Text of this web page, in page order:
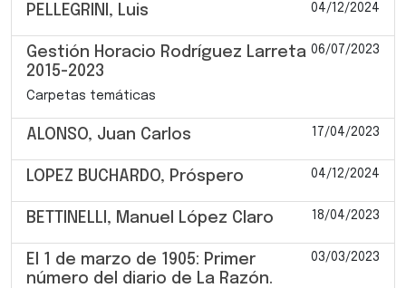
PELLEGRINI, Luis 04/12/2024
Gestión Horacio Rodríguez Larreta
2015-2023
06/07/2023
Carpetas temáticas
ALONSO, Juan Carlos 17/04/2023
LOPEZ BUCHARDO, Próspero 04/12/2024
BETTINELLI, Manuel López Claro 18/04/2023
El 1 de marzo de 1905: Primer
número del diario de La Razón.
03/03/2023